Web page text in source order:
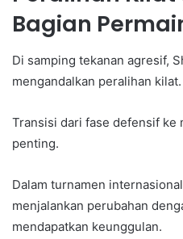
Bagian
Di samping tekanan agresif,
mengandalkan peralihan kilat.
Transisi dari fase defensif ke
penting.
Dalam turnamen
menjalankan perubahan
mendapatkan keunggulan.